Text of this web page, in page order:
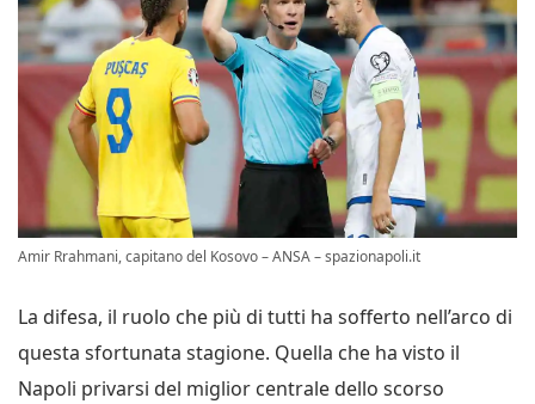
Amir Rrahmani, capitano del Kosovo – ANSA – spazionapoli.it
La difesa, il ruolo che più di tutti ha sofferto nell’arco di
questa sfortunata stagione. Quella che ha visto il
Napoli privarsi del miglior centrale dello scorso